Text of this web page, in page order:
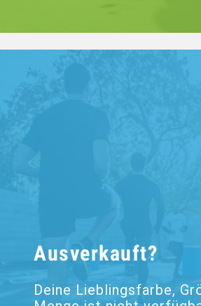
Ausverkauft?
Deine Lieblingsfarbe,